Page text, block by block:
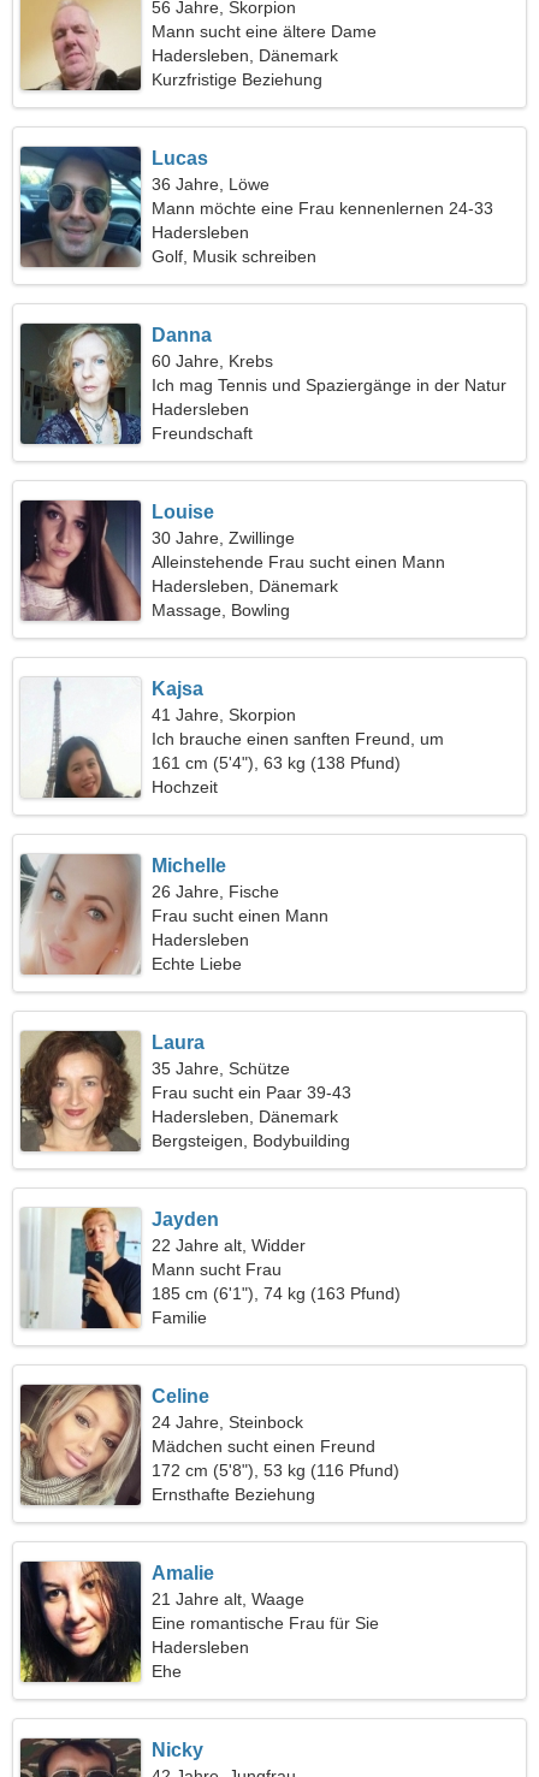
56 Jahre, Skorpion
Mann sucht eine ältere Dame
Hadersleben, Dänemark
Kurzfristige Beziehung
Lucas
36 Jahre, Löwe
Mann möchte eine Frau kennenlernen 24-33
Hadersleben
Golf, Musik schreiben
Danna
60 Jahre, Krebs
Ich mag Tennis und Spaziergänge in der Natur
Hadersleben
Freundschaft
Louise
30 Jahre, Zwillinge
Alleinstehende Frau sucht einen Mann
Hadersleben, Dänemark
Massage, Bowling
Kajsa
41 Jahre, Skorpion
Ich brauche einen sanften Freund, um
zusammen Ski zu fahren
161 cm (5'4"), 63 kg (138 Pfund)
Hochzeit
Michelle
26 Jahre, Fische
Frau sucht einen Mann
Hadersleben
Echte Liebe
Laura
35 Jahre, Schütze
Frau sucht ein Paar 39-43
Hadersleben, Dänemark
Bergsteigen, Bodybuilding
Jayden
22 Jahre alt, Widder
Mann sucht Frau
185 cm (6'1"), 74 kg (163 Pfund)
Familie
Celine
24 Jahre, Steinbock
Mädchen sucht einen Freund
172 cm (5'8"), 53 kg (116 Pfund)
Ernsthafte Beziehung
Amalie
21 Jahre alt, Waage
Eine romantische Frau für Sie
Hadersleben
Ehe
Nicky